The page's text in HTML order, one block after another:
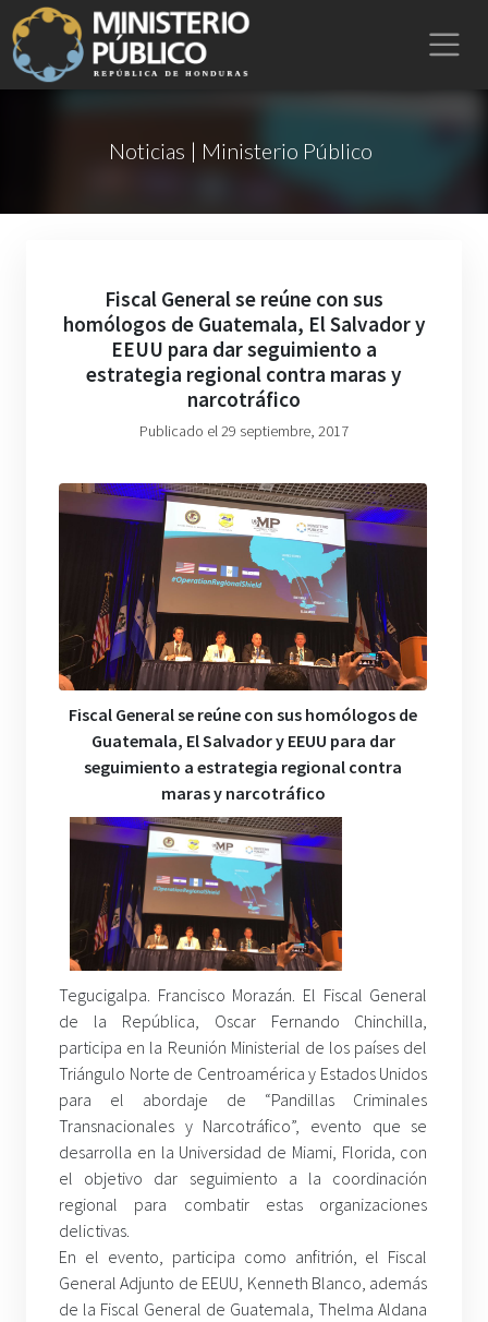
Noticias | Ministerio Público
Fiscal General se reúne con sus
homólogos de Guatemala, El Salvador y
EEUU para dar seguimiento a
estrategia regional contra maras y
narcotráfico
Publicado el 29 septiembre, 2017
Fiscal General se reúne con sus homólogos de
Guatemala, El Salvador y EEUU para dar
seguimiento a estrategia regional contra
maras y narcotráfico
Tegucigalpa. Francisco Morazán. El Fiscal General
de la República, Oscar Fernando Chinchilla,
participa en la Reunión Ministerial de los países del
Triángulo Norte de Centroamérica y Estados Unidos
para el abordaje de “Pandillas Criminales
Transnacionales y Narcotráfico”, evento que se
desarrolla en la Universidad de Miami, Florida, con
el objetivo dar seguimiento a la coordinación
regional para combatir estas organizaciones
delictivas.
En el evento, participa como anfitrión, el Fiscal
General Adjunto de EEUU, Kenneth Blanco, además
de la Fiscal General de Guatemala, Thelma Aldana